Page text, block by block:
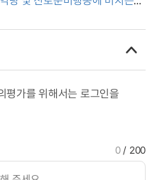
on the relationship
university students
on Career Competence and
평가를 위해서는 로그인을
0/ 200